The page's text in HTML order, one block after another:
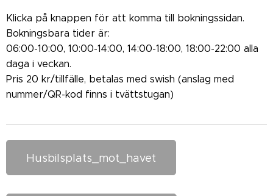
Klicka på knappen för att komma till bokningssidan.
Bokningsbara tider är:
06:00-10:00, 10:00-14:00, 14:00-18:00, 18:00-22:00 alla
daga i veckan.
Pris 20 kr/tillfälle, betalas med swish (anslag med
nummer/QR-kod finns i tvättstugan)
Husbilsplats_mot_havet